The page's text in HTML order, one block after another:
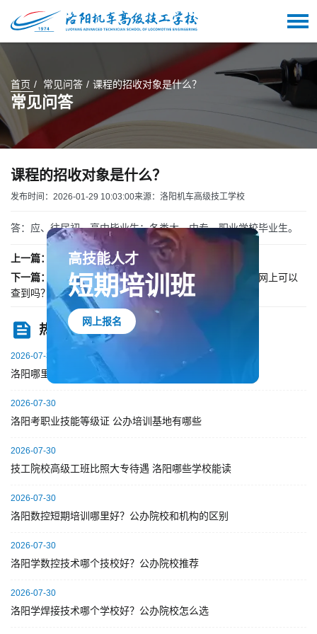
首页 常见问答 课程的招收对象是什么？
常见问答
课程的招收对象是什么？
发布时间：2026-01-29 10:03:00来源：洛阳机车高级技工学校
答：应、往届初、高中毕业生；各类大、中专、职业学校毕业生。
上一篇：暂无记录
下一篇：
毕业后发什么证？属于什么学历？国家认可吗？网上可以
查到吗？
热点资讯
2026-07-30
洛阳哪里有电气自动化 PLC 短期培训班？公办院校推荐
2026-07-30
洛阳考职业技能等级证 公办培训基地有哪些
2026-07-30
技工院校高级工班比照大专待遇 洛阳哪些学校能读
2026-07-30
洛阳数控短期培训哪里好？公办院校和机构的区别
2026-07-30
洛阳学数控技术哪个技校好？公办院校推荐
2026-07-30
洛阳学焊接技术哪个学校好？公办院校怎么选
高技能人才
短期培训班
网上报名